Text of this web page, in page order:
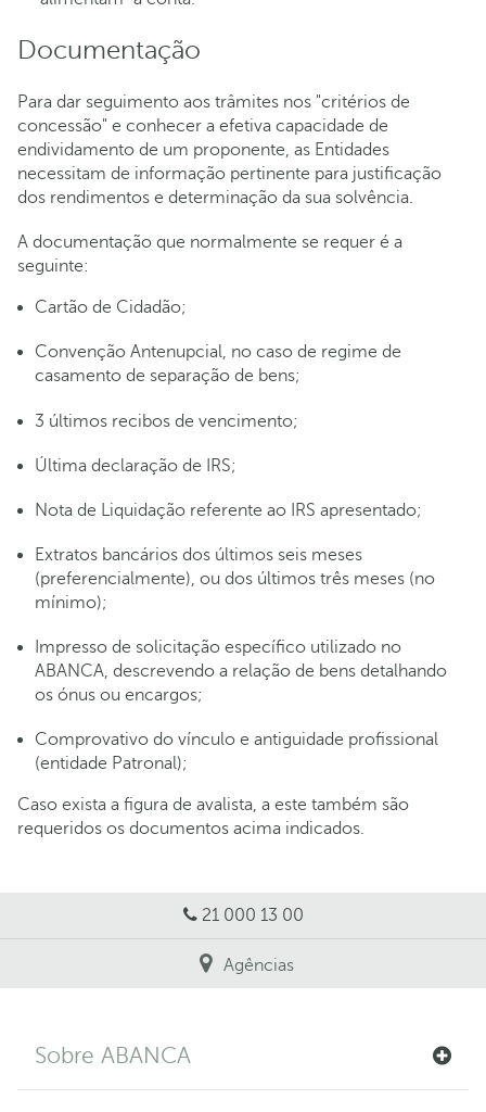
Documentação
Para dar seguimento aos trâmites nos "critérios de
concessão" e conhecer a efetiva capacidade de
endividamento de um proponente, as Entidades
necessitam de informação pertinente para justificação
dos rendimentos e determinação da sua solvência.
A documentação que normalmente se requer é a
seguinte:
Cartão de Cidadão;
Convenção Antenupcial, no caso de regime de
casamento de separação de bens;
3 últimos recibos de vencimento;
Última declaração de IRS;
Nota de Liquidação referente ao IRS apresentado;
Extratos bancários dos últimos seis meses
(preferencialmente), ou dos últimos três meses (no
mínimo);
Impresso de solicitação específico utilizado no
ABANCA, descrevendo a relação de bens detalhando
os ónus ou encargos;
Comprovativo do vínculo e antiguidade profissional
(entidade Patronal);
Caso exista a figura de avalista, a este também são
requeridos os documentos acima indicados.
21 000 13 00
Agências
Sobre ABANCA